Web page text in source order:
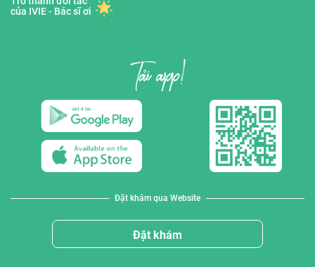
của IVIE - Bác sĩ ơi
Đặt khám qua Website
Đặt khám